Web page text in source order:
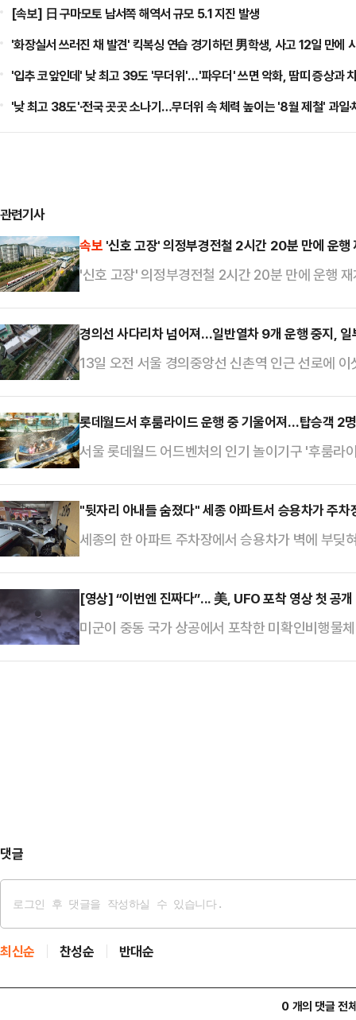
[속보] 日 구마모토 남서쪽 해역서 규모 5.1 지진 발생
'화장실서 쓰러진 채 발견' 킥복싱 연습 경기하던 男학생, 사고 12일 만에
'입추 코앞인데' 낮 최고 39도 '무더위'…'파우더' 쓰면 악화, 땀띠 증상과
'낮 최고 38도'·전국 곳곳 소나기…무더위 속 체력 높이는 '8월 제철' 과일·
관련기사
속보 '신호 고장' 의정부경전철 2시간 20분 만에 운
'신호 고장' 의정부경전철 2시간 20분 만에 운행
경의선 사다리차 넘어져…일반열차 9개 운행 중지, 일
13일 오전 서울 경의중앙선 신촌역 인근 선로에
열차 출도착역이 변경됐다. 경의중앙선 전동열차
단 안내가 이뤄지고 있다.코레일은 "사고 발생 즉
롯데월드서 후룸라이드 운행 중 기울어져…탑승객 2
서울 롯데월드 어드벤처의 인기 놀이기구 '후룸라
부상을 입었다.기구는 급하강 구간 이후 평지에
해졌다. 사고 직후 기구는 운행이 중단됐으며, 탑
"뒷자리 아내들 숨졌다" 세종 아파트서 승용차가 주차
세종의 한 아파트 주차장에서 승용차가 벽에 부
에서 중상을 입은 70대 남성 2명과 뒷좌석에서
이송했다. 이 사고로 뒷자리에 앉아 있던 여성 2
[영상] “이번엔 진짜다”... 美, UFO 포착 영상 첫 공개
미군이 중동 국가 상공에서 포착한 미확인비행물
댓글
최신순 찬성순 반대순
0 개의 댓글 전